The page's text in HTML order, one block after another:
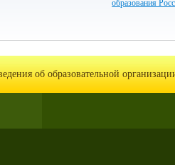
образования
об образовательной